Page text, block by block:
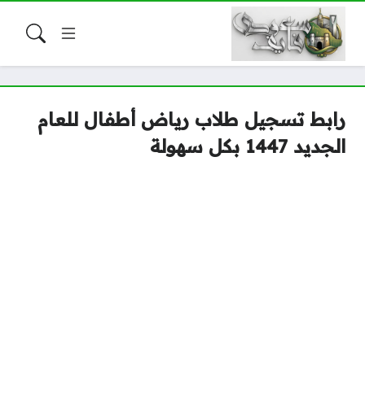
رابط تسجيل طلاب رياض أطفال للعام
الجديد 1447 بكل سهولة